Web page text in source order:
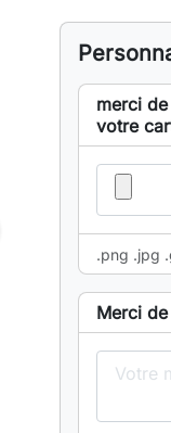
merci
votre
.png .jpg
Merci